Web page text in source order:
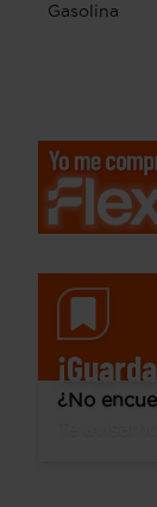
Gasolina
¿No